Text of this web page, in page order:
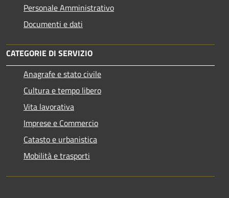
Personale Amministrativo
Documenti e dati
CATEGORIE DI SERVIZIO
Anagrafe e stato civile
Cultura e tempo libero
Vita lavorativa
Imprese e Commercio
Catasto e urbanistica
Mobilità e trasporti